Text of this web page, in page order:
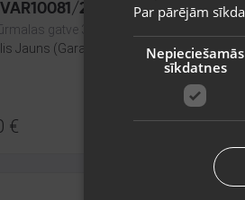
24
gatve 30
Jauns (Garantija 24 mēneši)
€
Par pārējām
Nepieciešamās
sīkdatnes